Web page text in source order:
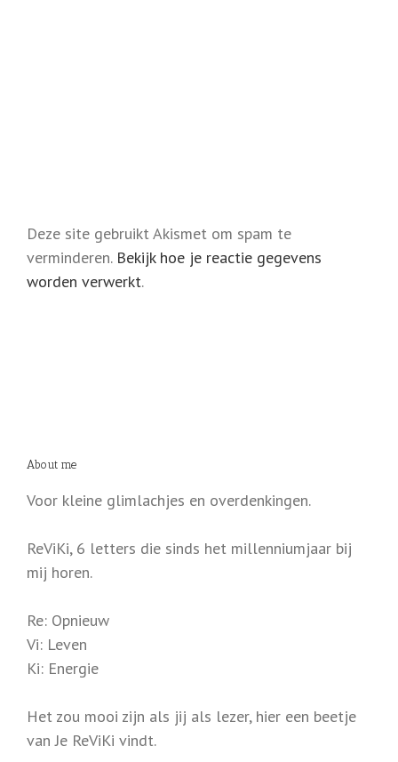
Deze site gebruikt Akismet om spam te
verminderen. Bekijk hoe je reactie gegevens
worden verwerkt.
About me
Voor kleine glimlachjes en overdenkingen.
ReViKi, 6 letters die sinds het millenniumjaar bij
mij horen.
Re: Opnieuw
Vi: Leven
Ki: Energie
Het zou mooi zijn als jij als lezer, hier een beetje
van Je ReViKi vindt.